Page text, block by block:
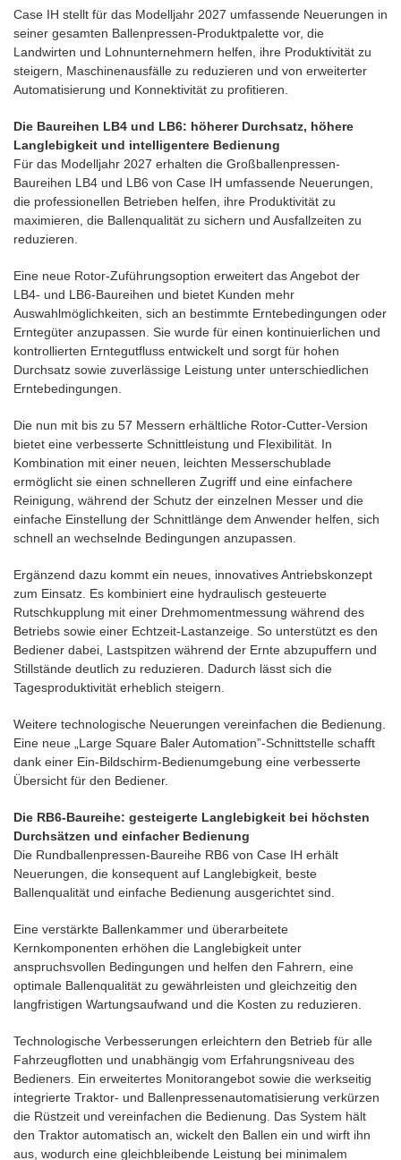
Case IH stellt für das Modelljahr 2027 umfassende Neuerungen in
seiner gesamten Ballenpressen-Produktpalette vor, die
Landwirten und Lohnunternehmern helfen, ihre Produktivität zu
steigern, Maschinenausfälle zu reduzieren und von erweiterter
Automatisierung und Konnektivität zu profitieren.
Die Baureihen LB4 und LB6: höherer Durchsatz, höhere
Langlebigkeit und intelligentere Bedienung
Für das Modelljahr 2027 erhalten die Großballenpressen-
Baureihen LB4 und LB6 von Case IH umfassende Neuerungen,
die professionellen Betrieben helfen, ihre Produktivität zu
maximieren, die Ballenqualität zu sichern und Ausfallzeiten zu
reduzieren.
Eine neue Rotor-Zuführungsoption erweitert das Angebot der
LB4- und LB6-Baureihen und bietet Kunden mehr
Auswahlmöglichkeiten, sich an bestimmte Erntebedingungen oder
Erntegüter anzupassen. Sie wurde für einen kontinuierlichen und
kontrollierten Erntegutfluss entwickelt und sorgt für hohen
Durchsatz sowie zuverlässige Leistung unter unterschiedlichen
Erntebedingungen.
Die nun mit bis zu 57 Messern erhältliche Rotor-Cutter-Version
bietet eine verbesserte Schnittleistung und Flexibilität. In
Kombination mit einer neuen, leichten Messerschublade
ermöglicht sie einen schnelleren Zugriff und eine einfachere
Reinigung, während der Schutz der einzelnen Messer und die
einfache Einstellung der Schnittlänge dem Anwender helfen, sich
schnell an wechselnde Bedingungen anzupassen.
Ergänzend dazu kommt ein neues, innovatives Antriebskonzept
zum Einsatz. Es kombiniert eine hydraulisch gesteuerte
Rutschkupplung mit einer Drehmomentmessung während des
Betriebs sowie einer Echtzeit-Lastanzeige. So unterstützt es den
Bediener dabei, Lastspitzen während der Ernte abzupuffern und
Stillstände deutlich zu reduzieren. Dadurch lässt sich die
Tagesproduktivität erheblich steigern.
Weitere technologische Neuerungen vereinfachen die Bedienung.
Eine neue „Large Square Baler Automation”-Schnittstelle schafft
dank einer Ein-Bildschirm-Bedienumgebung eine verbesserte
Übersicht für den Bediener.
Die RB6-Baureihe: gesteigerte Langlebigkeit bei höchsten
Durchsätzen und einfacher Bedienung
Die Rundballenpressen-Baureihe RB6 von Case IH erhält
Neuerungen, die konsequent auf Langlebigkeit, beste
Ballenqualität und einfache Bedienung ausgerichtet sind.
Eine verstärkte Ballenkammer und überarbeitete
Kernkomponenten erhöhen die Langlebigkeit unter
anspruchsvollen Bedingungen und helfen den Fahrern, eine
optimale Ballenqualität zu gewährleisten und gleichzeitig den
langfristigen Wartungsaufwand und die Kosten zu reduzieren.
Technologische Verbesserungen erleichtern den Betrieb für alle
Fahrzeugflotten und unabhängig vom Erfahrungsniveau des
Bedieners. Ein erweitertes Monitorangebot sowie die werkseitig
integrierte Traktor- und Ballenpressenautomatisierung verkürzen
die Rüstzeit und vereinfachen die Bedienung. Das System hält
den Traktor automatisch an, wickelt den Ballen ein und wirft ihn
aus, wodurch eine gleichbleibende Leistung bei minimalem